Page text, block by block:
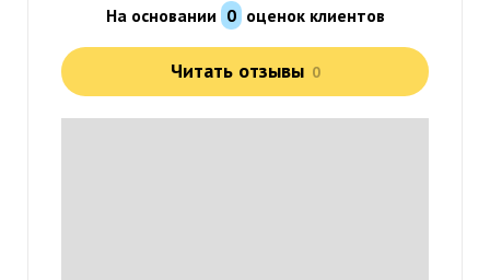
На основании 0 оценок клиентов
Читать отзывы 0